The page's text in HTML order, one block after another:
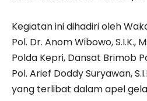
Kegiatan ini dihadiri oleh
Pol. Dr. Anom Wibowo, S.I.K.,
Polda Kepri, Dansat Brimob
Pol. Arief Doddy Suryawan,
yang terlibat dalam apel